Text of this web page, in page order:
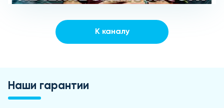
К каналу
Наши гарантии